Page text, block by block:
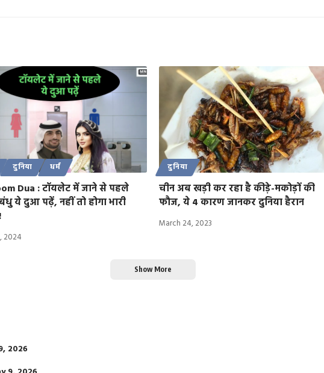
दुनिया धर्म
Dua : टॉयलेट में जाने से पहले
ये दुआ पढ़ें, नहीं तो होगा भारी
2024
दुनिया
चीन अब खड़ी कर रहा है कीड़े-मकोड़ों की
फौज, ये 4 कारण जानकर दुनिया हैरान
March 24, 2023
Show More
2026